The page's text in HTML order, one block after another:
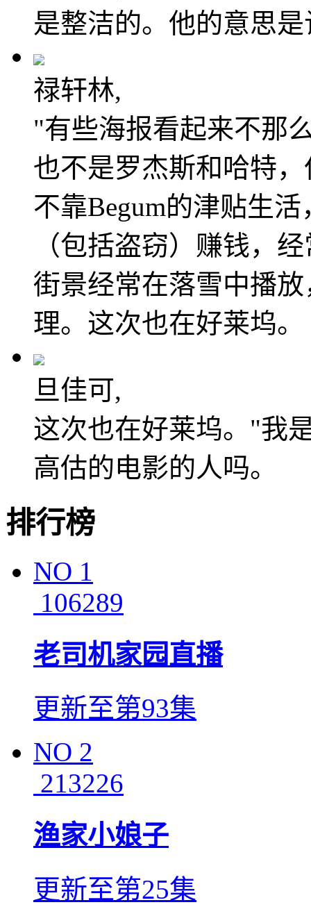
是整洁的。他的意思
禄轩林,
"有些海报看起来不那
也不是罗杰斯和哈特
不靠Begum的津贴生
（包括盗窃）赚钱，
街景经常在落雪中播
理。这次也在好莱坞。
旦佳可,
这次也在好莱坞。"我
高估的电影的人吗。
排行榜
NO 1
106289
老司机家园直播
更新至第93集
NO 2
213226
渔家小娘子
更新至第25集